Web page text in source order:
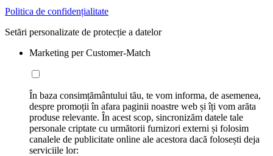
Politica de confidențialitate
Setări personalizate de protecție a datelor
Marketing per Customer-Match
În baza consimțământului tău, te vom informa, de asemenea,
despre promoții în afara paginii noastre web și îți vom arăta
produse relevante. În acest scop, sincronizăm datele tale
personale criptate cu următorii furnizori externi și folosim
canalele de publicitate online ale acestora dacă folosești deja
serviciile lor: